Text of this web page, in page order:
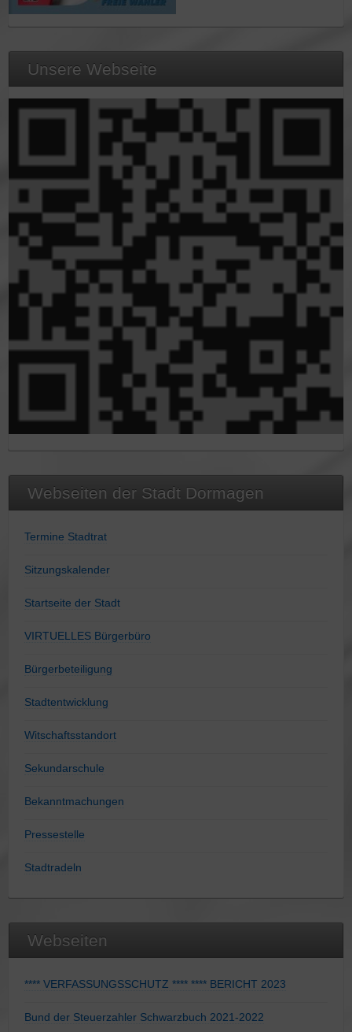
Unsere Webseite
Webseiten der Stadt Dormagen
Termine Stadtrat
Sitzungskalender
Startseite der Stadt
VIRTUELLES Bürgerbüro
Bürgerbeteiligung
Stadtentwicklung
Witschaftsstandort
Sekundarschule
Bekanntmachungen
Pressestelle
Stadtradeln
Webseiten
**** VERFASSUNGSSCHUTZ **** **** BERICHT 2023
Bund der Steuerzahler Schwarzbuch 2021-2022